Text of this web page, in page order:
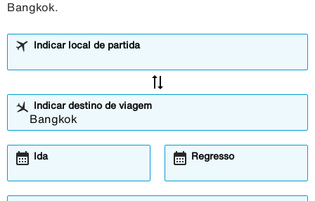
Bangkok.
Indicar local de partida
sync_alt
Indicar destino de viagem
Ida
calendar_month Regresso
calendar_month